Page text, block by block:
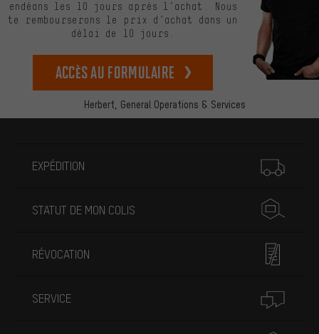
Herbert, General Operations & Services
endéans les 10 jours après l’achat. Nous
te rembourserons le prix d’achat dans un
délai de 10 jours.
Accès au formulaire
EXPÉDITION
STATUT DE MON COLIS
RÉVOCATION
SERVICE